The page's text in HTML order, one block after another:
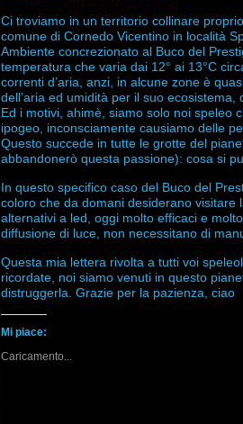
Ci troviamo in un territorio collinare
comune di Cornedo Vicentino in località
Ambiente concrezionato al Buco del
temperatura che varia dai 12° ai 13°C
correnti d’aria, anzi, in alcune zone è
dell’aria ed umidità per il suo
Ed i motivi, ahimè, siamo solo noi speleo
ipogeo, inconsciamente causiamo delle
Questo succede in tutte le grotte del
abbandonerò questa passione): cosa si
In questo specifico caso del Buco del
coloro che da domani desiderano
alternativi a led, oggi molto efficaci e
diffusione di luce, non necessitano di
Questa mia lettera rivolta a tutti voi
ricordate, noi siamo venuti in questo
distruggerla. Grazie per la pazienza, ciao
Mi piace:
Caricamento...